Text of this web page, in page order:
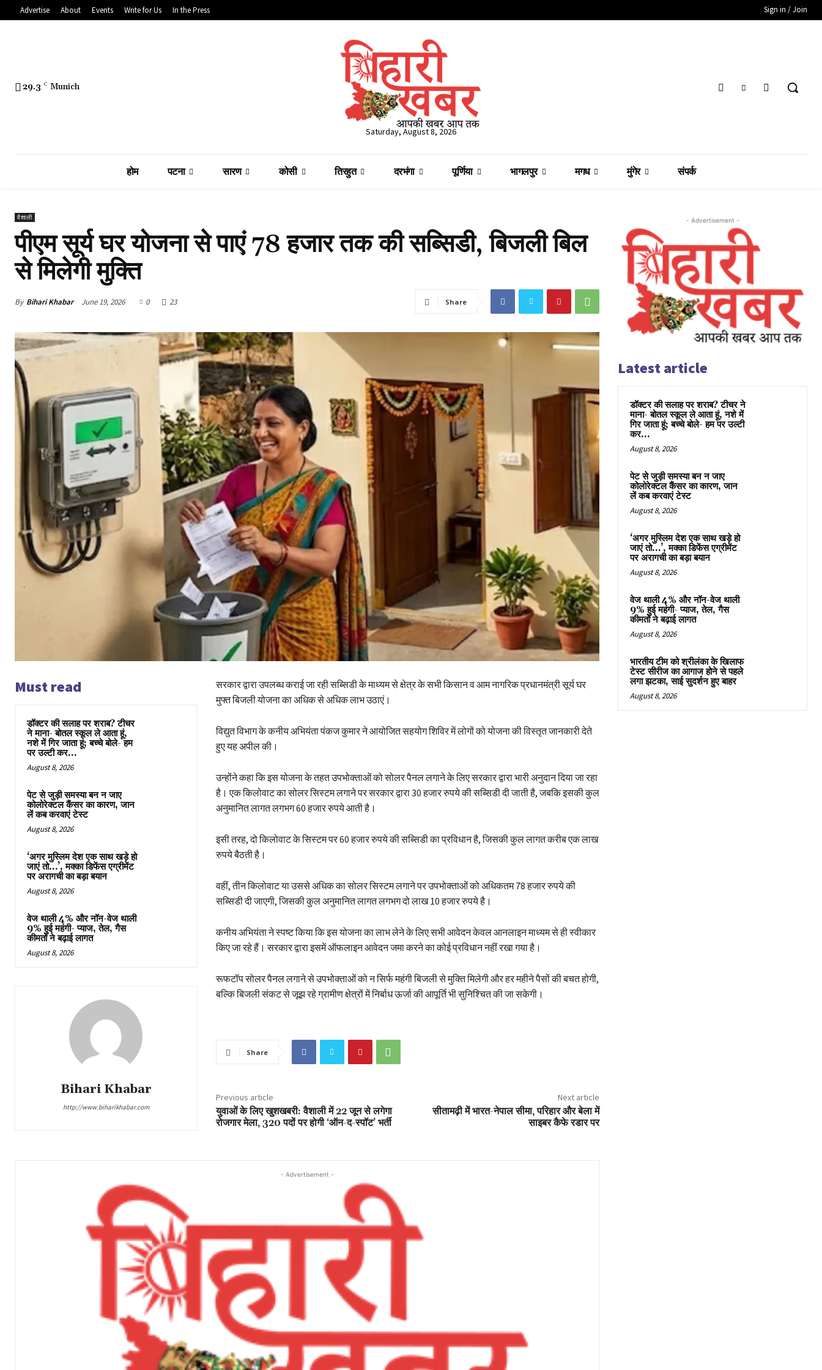
Advertise About Events Write for Us In the Press Sign in / Join
29.3 C Munich
Saturday, August 8, 2026
होम पटना सारण कोसी तिरहुत दरभंगा पूर्णिया भागलपुर मगध मुंगेर संपर्क
वैशाली
पीएम सूर्य घर योजना से पाएं 78 हजार तक की सब्सिडी, बिजली बिल
से मिलेगी मुक्ति
By Bihari Khabar June 19, 2026 0 23 Share
Must read
डॉक्टर की सलाह पर शराब? टीचर
ने माना- बोतल स्कूल ले आता हूं,
नशे में गिर जाता हूं; बच्चे बोले- हम
पर उल्टी कर...
August 8, 2026
पेट से जुड़ी समस्या बन न जाए
कोलोरेक्टल कैंसर का कारण, जान
लें कब करवाएं टेस्ट
August 8, 2026
‘अगर मुस्लिम देश एक साथ खड़े हो
जाएं तो…’, मक्का डिफेंस एग्रीमेंट
पर अरागची का बड़ा बयान
August 8, 2026
वेज थाली 4% और नॉन-वेज थाली
9% हुई महंगी- प्याज, तेल, गैस
कीमतों ने बढ़ाई लागत
August 8, 2026
Bihari Khabar
http://www.biharikhabar.com
सरकार द्वारा उपलब्ध कराई जा रही सब्सिडी के माध्यम से क्षेत्र के सभी किसान व आम नागरिक प्रधानमंत्री सूर्य घर
मुफ्त बिजली योजना का अधिक से अधिक लाभ उठाएं।
विद्युत विभाग के कनीय अभियंता पंकज कुमार ने आयोजित सहयोग शिविर में लोगों को योजना की विस्तृत जानकारी देते
हुए यह अपील की।
उन्होंने कहा कि इस योजना के तहत उपभोक्ताओं को सोलर पैनल लगाने के लिए सरकार द्वारा भारी अनुदान दिया जा रहा
है। एक किलोवाट का सोलर सिस्टम लगाने पर सरकार द्वारा 30 हजार रुपये की सब्सिडी दी जाती है, जबकि इसकी कुल
अनुमानित लागत लगभग 60 हजार रुपये आती है।
इसी तरह, दो किलोवाट के सिस्टम पर 60 हजार रुपये की सब्सिडी का प्रविधान है, जिसकी कुल लागत करीब एक लाख
रुपये बैठती है।
वहीं, तीन किलोवाट या उससे अधिक का सोलर सिस्टम लगाने पर उपभोक्ताओं को अधिकतम 78 हजार रुपये की
सब्सिडी दी जाएगी, जिसकी कुल अनुमानित लागत लगभग दो लाख 10 हजार रुपये है।
कनीय अभियंता ने स्पष्ट किया कि इस योजना का लाभ लेने के लिए सभी आवेदन केवल आनलाइन माध्यम से ही स्वीकार
किए जा रहे हैं। सरकार द्वारा इसमें ऑफलाइन आवेदन जमा करने का कोई प्रविधान नहीं रखा गया है।
रूफटॉप सोलर पैनल लगाने से उपभोक्ताओं को न सिर्फ महंगी बिजली से मुक्ति मिलेगी और हर महीने पैसों की बचत होगी,
बल्कि बिजली संकट से जूझ रहे ग्रामीण क्षेत्रों में निर्बाध ऊर्जा की आपूर्ति भी सुनिश्चित की जा सकेगी।
Share
Previous article
युवाओं के लिए खुशखबरी: वैशाली में 22 जून से लगेगा
रोजगार मेला, 320 पदों पर होगी ‘ऑन-द-स्पॉट’ भर्ती
Next article
सीतामढ़ी में भारत-नेपाल सीमा, परिहार और बेला में
साइबर कैफे रडार पर
- Advertisement -
- Advertisement -
Latest article
डॉक्टर की सलाह पर शराब? टीचर ने
माना- बोतल स्कूल ले आता हूं, नशे में
गिर जाता हूं; बच्चे बोले- हम पर उल्टी
कर...
August 8, 2026
पेट से जुड़ी समस्या बन न जाए
कोलोरेक्टल कैंसर का कारण, जान
लें कब करवाएं टेस्ट
August 8, 2026
‘अगर मुस्लिम देश एक साथ खड़े हो
जाएं तो…’, मक्का डिफेंस एग्रीमेंट
पर अरागची का बड़ा बयान
August 8, 2026
वेज थाली 4% और नॉन-वेज थाली
9% हुई महंगी- प्याज, तेल, गैस
कीमतों ने बढ़ाई लागत
August 8, 2026
भारतीय टीम को श्रीलंका के खिलाफ
टेस्ट सीरीज का आगाज होने से पहले
लगा झटका, साई सुदर्शन हुए बाहर
August 8, 2026